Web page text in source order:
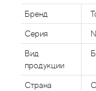
Бренд
Серия
Вид
продукции
Страна
Aedes de
Aerin Lauder
Affinessence